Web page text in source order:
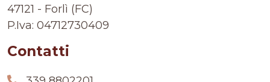
47121 - Forlì (FC)
P.Iva: 04712730409
Contatti